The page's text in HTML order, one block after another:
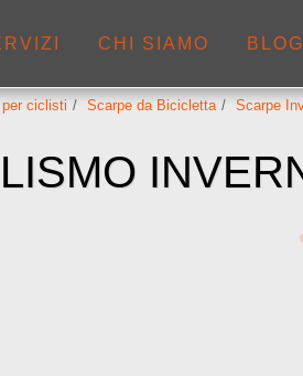
CHI SIAMO BLOG
ciclisti Scarpe da Bicicletta Scarpe